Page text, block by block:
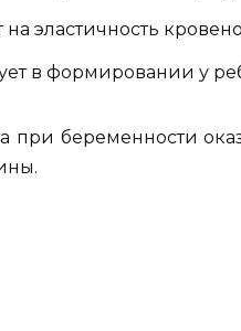
эластичность
в формировании у
при беременности